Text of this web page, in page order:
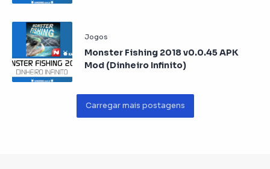
Monster Fishing 2018 v0.0.45 APK
Mod (Dinheiro Infinito)